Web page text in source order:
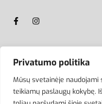
Privatumo politika
Mūsų svetainėje
teikiamų paslaugų kokybę.